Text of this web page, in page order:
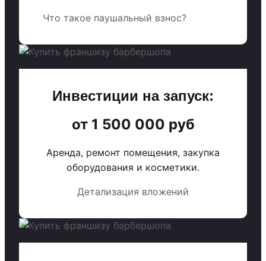
Что такое паушальный взнос?
Инвестиции на запуск:
от 1 500 000 руб
Аренда, ремонт помещения, закупка
оборудования и косметики.
Детализация вложений